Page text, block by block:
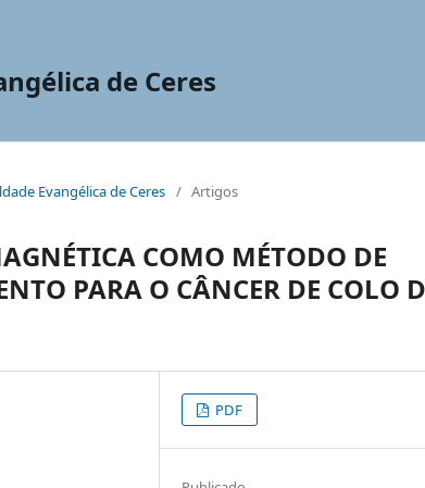
de Ceres
Evangélica de Ceres / Artigos
COMO MÉTODO DE
PARA O CÂNCER DE COLO
PDF